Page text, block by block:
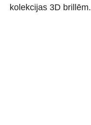
kolekcijas 3D brillēm.